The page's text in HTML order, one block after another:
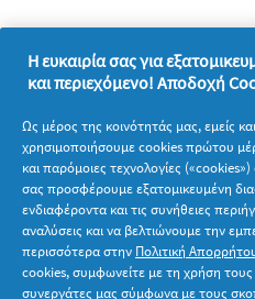
Σχετικά με την P&G
Νομικά
Ακολουθήστε μας
Η ευκαιρία σας για
και περιεχόμενο! Αποδοχή
Ως μέρος της κοινότητάς μας, εμείς
χρησιμοποιήσουμε cookies πρώτου
και παρόμοιες τεχνολογίες
σας προσφέρουμε εξατομικευμένη
ενδιαφέροντα και τις συνήθειες
αναλύσεις και να βελτιώνουμε την
περισσότερα στην Πολιτική
cookies, συμφωνείτε με τη χρήση τους
συνεργάτες μας σύμφωνα με τους